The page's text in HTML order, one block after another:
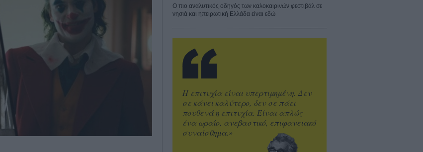
Ο πιο αναλυτικός οδηγός των καλοκαιρινών φεστιβάλ σε
νησιά και ηπειρωτική Ελλάδα είναι εδώ
Η επιτυχία είναι υπερτιμημένη. Δεν
σε κάνει καλύτερο, δεν σε πάει
πουθενά η επιτυχία. Είναι απλώς
ένα ωραίο, ανεβαστικό, επιφανειακό
συναίσθημα.»